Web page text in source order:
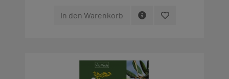
In den Warenkorb